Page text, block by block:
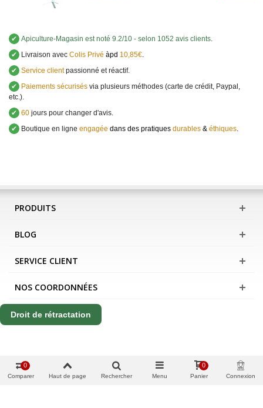
✔ Apiculture-Magasin est noté 9.2/10 - selon 1052 avis clients.
✔
Livraison avec Colis Privé àpd 10,85€.
✔ Service clientpassionné et réactif.
✔
Paiements sécurisés via plusieurs méthodes (carte de crédit, Paypal,
etc.).
✔ 60 jours pour changer d'avis.
✔
Boutique en ligne engagée dans des pratiques durables & éthiques.
PRODUITS
BLOG
SERVICE CLIENT
NOS COORDONNÉES
Droit de rétractation
Comparer
0
Haut de page Rechercher Menu Panier
0
Connexion